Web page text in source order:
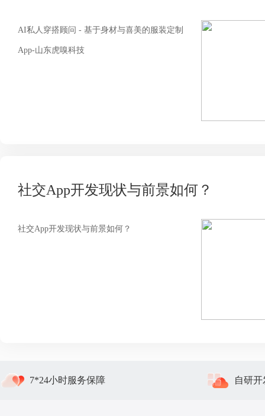
AI私人穿搭顾问 - 基于身材与喜美的服装定制
App-山东虎嗅科技
社交App开发现状与前景如何？
社交App开发现状与前景如何？
7*24小时服务保障 自研